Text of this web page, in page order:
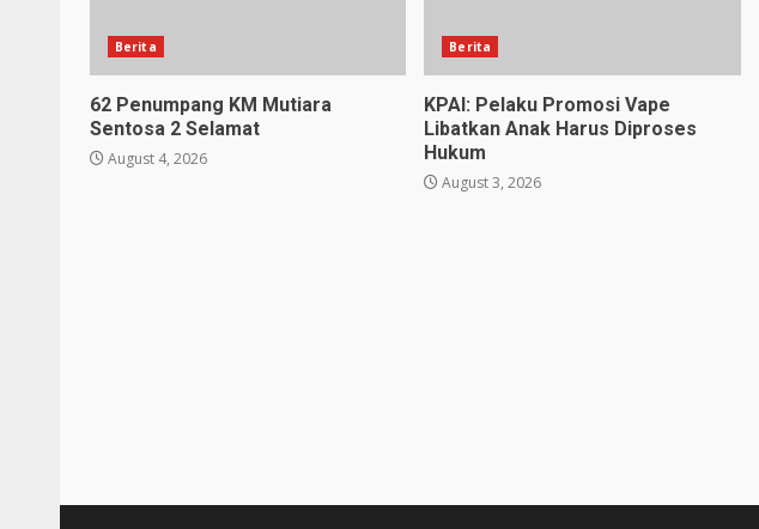
Berita
62 Penumpang KM Mutiara
Sentosa 2 Selamat
August 4, 2026
Berita
KPAI: Pelaku Promosi Vape
Libatkan Anak Harus Diproses
Hukum
August 3, 2026